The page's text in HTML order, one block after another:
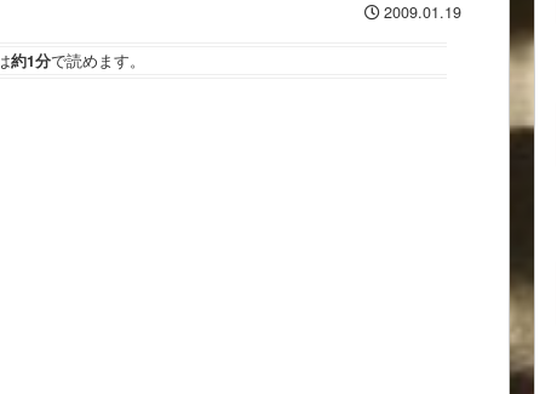
2009.01.19
約1分で読めます。